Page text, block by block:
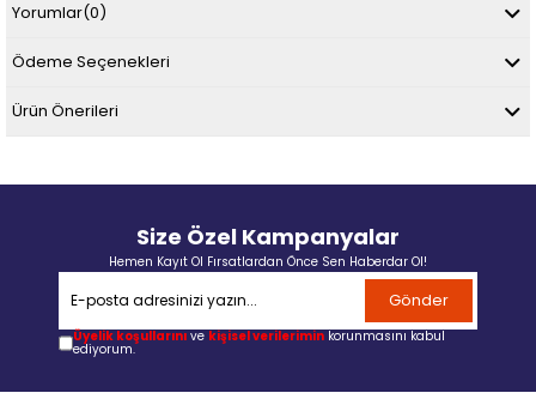
Yorumlar(0)
Ödeme Seçenekleri
Ürün Önerileri
Size Özel Kampanyalar
Hemen Kayıt Ol Fırsatlardan Önce Sen Haberdar Ol!
Gönder
Üyelik koşullarını ve kişisel verilerimin korunmasını kabul
ediyorum.